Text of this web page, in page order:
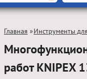
Главная »Инструменты
работ KNIPEX